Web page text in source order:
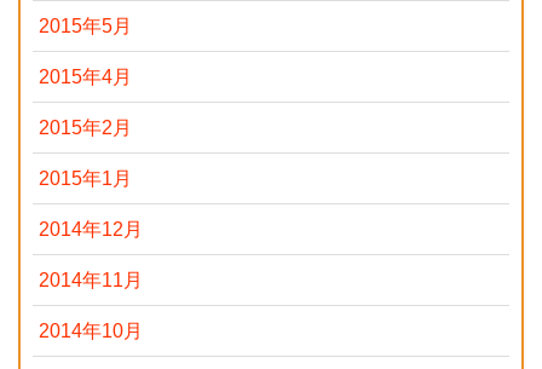
2015年5月
2015年4月
2015年2月
2015年1月
2014年12月
2014年11月
2014年10月